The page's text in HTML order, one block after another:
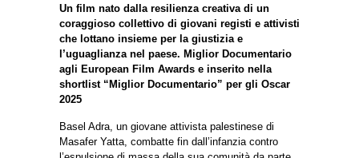
Un film nato dalla resilienza creativa di un
coraggioso collettivo di giovani registi e attivisti
che lottano insieme per la giustizia e
l’uguaglianza nel paese. Miglior Documentario
agli European Film Awards e inserito nella
shortlist “Miglior Documentario” per gli Oscar
2025
Basel Adra, un giovane attivista palestinese di
Masafer Yatta, combatte fin dall’infanzia contro